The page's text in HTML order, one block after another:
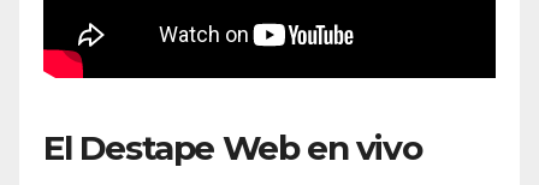
El Destape Web en vivo